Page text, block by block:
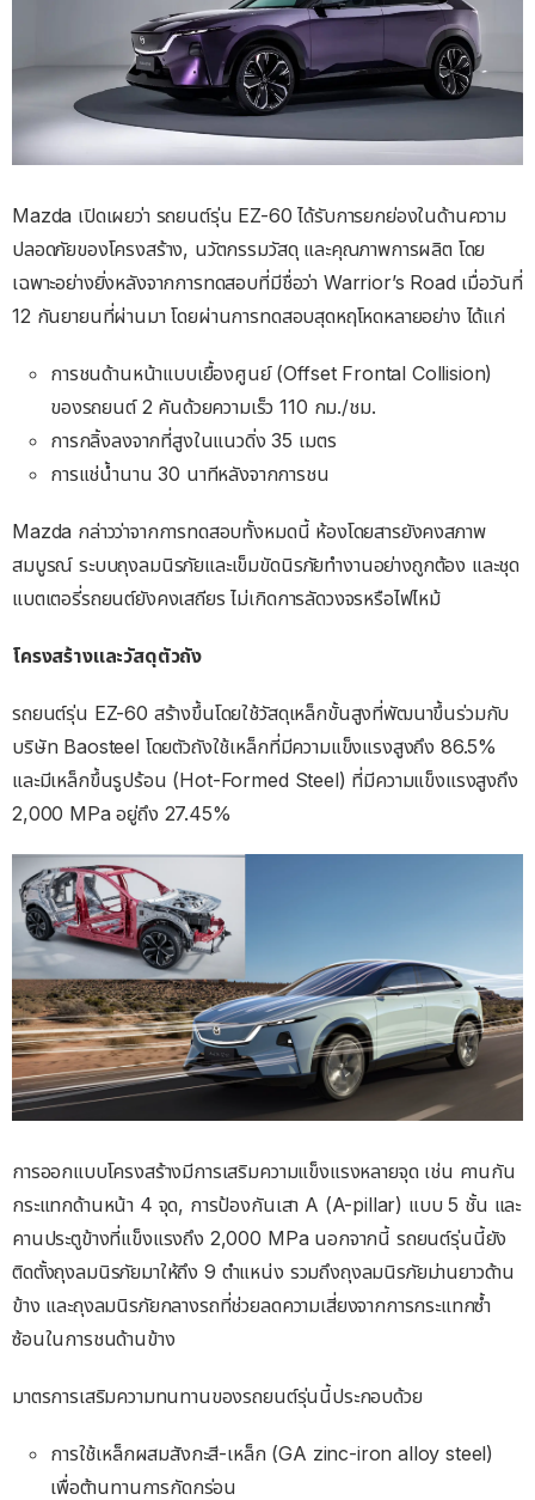
Mazda เปิดเผยว่า รถยนต์รุ่น EZ-60 ได้รับการยกย่องในด้านความ
ปลอดภัยของโครงสร้าง, นวัตกรรมวัสดุ และคุณภาพการผลิต โดย
เฉพาะอย่างยิ่งหลังจากการทดสอบที่มีชื่อว่า Warrior’s Road เมื่อวันที่
12 กันยายนที่ผ่านมา โดยผ่านการทดสอบสุดหฤโหดหลายอย่าง ได้แก่
การชนด้านหน้าแบบเยื้องศูนย์ (Offset Frontal Collision)
ของรถยนต์ 2 คันด้วยความเร็ว 110 กม./ชม.
การกลิ้งลงจากที่สูงในแนวดิ่ง 35 เมตร
การแช่น้ำนาน 30 นาทีหลังจากการชน
Mazda กล่าวว่าจากการทดสอบทั้งหมดนี้ ห้องโดยสารยังคงสภาพ
สมบูรณ์ ระบบถุงลมนิรภัยและเข็มขัดนิรภัยทำงานอย่างถูกต้อง และชุด
แบตเตอรี่รถยนต์ยังคงเสถียร ไม่เกิดการลัดวงจรหรือไฟไหม้
โครงสร้างและวัสดุตัวถัง
รถยนต์รุ่น EZ-60 สร้างขึ้นโดยใช้วัสดุเหล็กขั้นสูงที่พัฒนาขึ้นร่วมกับ
บริษัท Baosteel โดยตัวถังใช้เหล็กที่มีความแข็งแรงสูงถึง 86.5%
และมีเหล็กขึ้นรูปร้อน (Hot-Formed Steel) ที่มีความแข็งแรงสูงถึง
2,000 MPa อยู่ถึง 27.45%
การออกแบบโครงสร้างมีการเสริมความแข็งแรงหลายจุด เช่น คานกัน
กระแทกด้านหน้า 4 จุด, การป้องกันเสา A (A-pillar) แบบ 5 ชั้น และ
คานประตูข้างที่แข็งแรงถึง 2,000 MPa นอกจากนี้ รถยนต์รุ่นนี้ยัง
ติดตั้งถุงลมนิรภัยมาให้ถึง 9 ตำแหน่ง รวมถึงถุงลมนิรภัยม่านยาวด้าน
ข้าง และถุงลมนิรภัยกลางรถที่ช่วยลดความเสี่ยงจากการกระแทกซ้ำ
ซ้อนในการชนด้านข้าง
มาตรการเสริมความทนทานของรถยนต์รุ่นนี้ประกอบด้วย
การใช้เหล็กผสมสังกะสี-เหล็ก (GA zinc-iron alloy steel)
เพื่อต้านทานการกัดกร่อน